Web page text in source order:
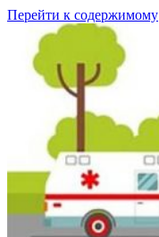
Перейти к содержимому